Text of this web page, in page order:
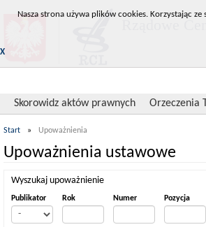
Skorowidz aktów prawnych Orzeczenia
Start » Upoważnienia
Upoważnienia ustawowe
Wyszukaj upoważnienie
Publikator Rok Numer Pozycja
Nasza strona używa plików cookies. Korzystając
X